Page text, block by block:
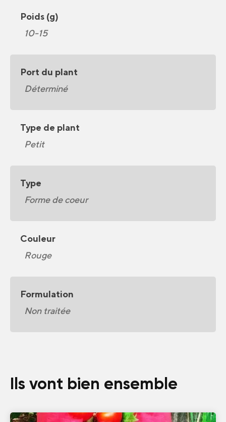
Poids (g)
10-15
Port du plant
Déterminé
Type de plant
Petit
Type
Forme de coeur
Couleur
Rouge
Formulation
Non traitée
Ils vont bien ensemble